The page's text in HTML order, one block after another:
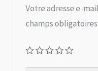
Votre adresse e-
champs